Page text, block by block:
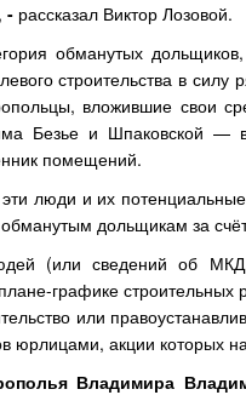
, - рассказал Виктор Лозовой.
обманутых
строительства в
вложившие свои
Безье и Шпаковской —
помещений.
люди и их
дольщикам за
(или сведений об
графике строительных
или
акции которых
Владимира